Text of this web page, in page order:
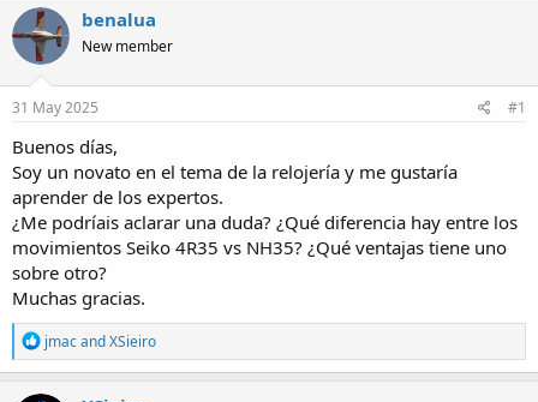
i
c
i
d
r
d
e
l
t
e
m
a
c
a
i
c
o
benalua
New member
31 May 2025 #1
Buenos días,
Soy un novato en el tema de la relojería y me gustaría
aprender de los expertos.
¿Me podríais aclarar una duda? ¿Qué diferencia hay entre los
movimientos Seiko 4R35 vs NH35? ¿Qué ventajas tiene uno
sobre otro?
Muchas gracias.
R
e
a
c
jmacandXSieiro